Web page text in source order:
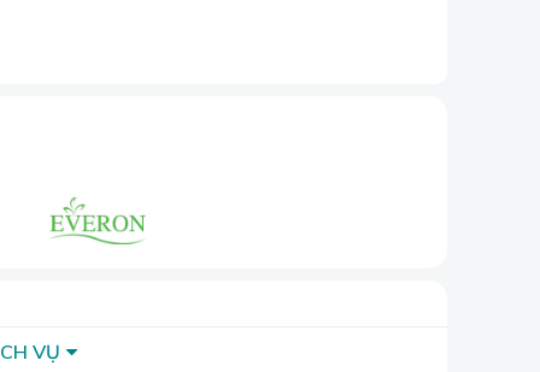
đường
và
lông, ảnh
VỤ